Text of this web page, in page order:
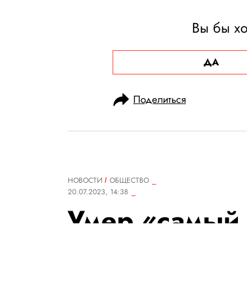
Вы бы
ДА
Поделиться
НОВОСТИ
ОБЩЕСТВО
20.07.2023, 14:38
Умер